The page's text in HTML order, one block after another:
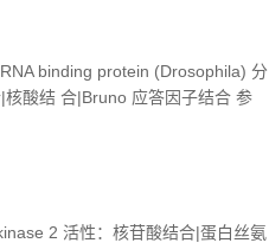
binding protein (Drosophila) 分
酸结 合|Bruno 应答因子结合 参
2 活性：核苷酸结合|蛋白丝氨